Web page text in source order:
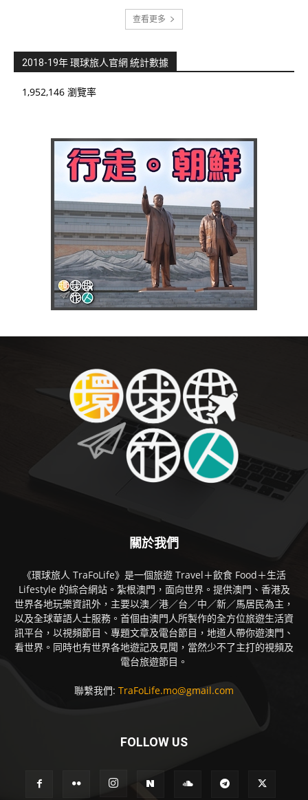
查看更多
2018-19年 環球旅人官網 統計數據
1,952,146 瀏覽率
關於我們
《環球旅人 TraFoLife》是一個旅遊 Travel＋飲食 Food＋生活
Lifestyle 的綜合網站。紮根澳門，面向世界。提供澳門、香港及
世界各地玩樂資訊外，主要以澳／港／台／中／新／馬居民為主，
以及全球華語人士服務。首個由澳門人所製作的全方位旅遊生活資
訊平台，以視頻節目、專題文章及電台節目，地道人帶你遊澳門、
看世界。同時也有世界各地遊記及見聞，當然少不了主打的視頻及
電台旅遊節目。
聯繫我們: TraFoLife.mo@gmail.com
FOLLOW US